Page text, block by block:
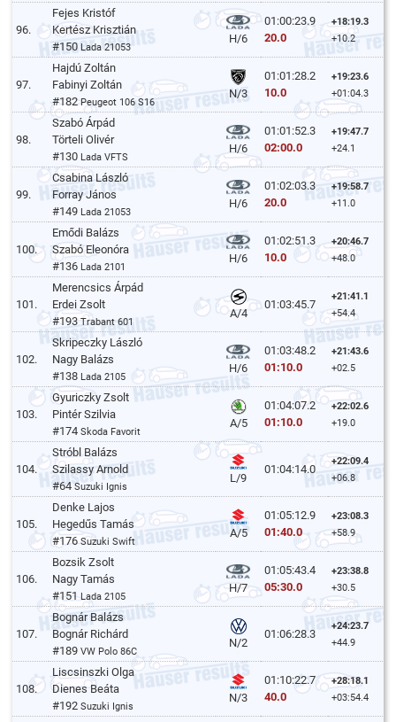
96.
Fejes Kristóf
Kertész Krisztián
#150 Lada 21053
H/6
01:00:23.9
20.0
+18:19.3
+10.2
97.
Hajdú Zoltán
Fabinyi Zoltán
#182Peugeot 106 S16
N/3
01:01:28.2
10.0
+19:23.6
+01:04.3
98.
Szabó Árpád
Törteli Olivér
#130 Lada VFTS
H/6
01:01:52.3
02:00.0
+19:47.7
+24.1
99.
Csabina László
Forray János
#149 Lada 21053
H/6
01:02:03.3
20.0
+19:58.7
+11.0
100.
Emődi Balázs
Szabó Eleonóra
#136 Lada 2101
H/6
01:02:51.3
10.0
+20:46.7
+48.0
101.
Merencsics Árpád
Erdei Zsolt
#193Trabant 601
A/4
01:03:45.7
+21:41.1
+54.4
102.
Skripeczky László
Nagy Balázs
#138 Lada 2105
H/6
01:03:48.2
01:10.0
+21:43.6
+02.5
103.
Gyuriczky Zsolt
Pintér Szilvia
#174Skoda Favorit
A/5
01:04:07.2
01:10.0
+22:02.6
+19.0
104.
Stróbl Balázs
Szilassy Arnold
#64Suzuki Ignis
L/9
01:04:14.0
+22:09.4
+06.8
105.
Denke Lajos
Hegedűs Tamás
#176Suzuki Swift
A/5
01:05:12.9
01:40.0
+23:08.3
+58.9
106.
Bozsik Zsolt
Nagy Tamás
#151Lada 2105
H/7
01:05:43.4
05:30.0
+23:38.8
+30.5
107.
Bognár Balázs
Bognár Richárd
#189VW Polo 86C
N/2
01:06:28.3
+24:23.7
+44.9
108.
Liscsinszki Olga
Dienes Beáta
#192Suzuki Ignis
N/3
01:10:22.7
40.0
+28:18.1
+03:54.4